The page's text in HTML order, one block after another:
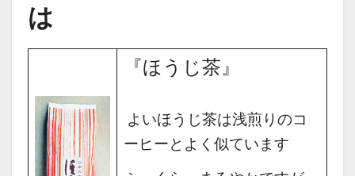
は
『ほうじ茶』
よいほうじ茶は浅煎りのコ
ーヒーとよく似ています